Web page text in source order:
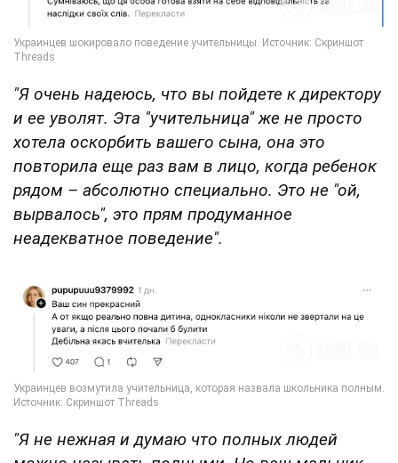
"Я очень надеюсь, что вы пойдете к директору
и ее уволят. Эта "учительница" же не просто
хотела оскорбить вашего сына, она это
повторила еще раз вам в лицо, когда ребенок
рядом – абсолютно специально. Это не "ой,
вырвалось", это прям продуманное
неадекватное поведение".
"Я не нежная и думаю что полных людей